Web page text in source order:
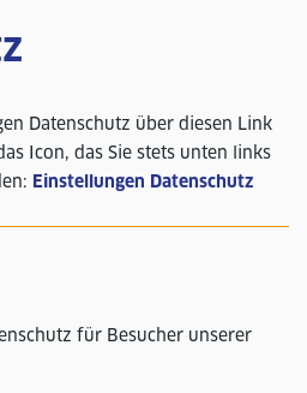
Datenschutz über diesen Link
Icon, das Sie stets unten links
Einstellungen Datenschutz
für Besucher unserer